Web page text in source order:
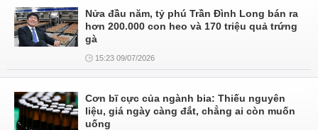
Nửa đầu năm, tỷ phú Trần Đình Long bán ra
hơn 200.000 con heo và 170 triệu quả trứng
gà
15:23 09/07/2026
Cơn bĩ cực của ngành bia: Thiếu nguyên
liệu, giá ngày càng đắt, chẳng ai còn muốn
uống